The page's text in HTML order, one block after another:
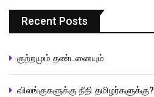
Recent Posts
குற்றமும் தண்டனையும்
விலங்குகளுக்கு நீதி தமிழர்களுக்கு?